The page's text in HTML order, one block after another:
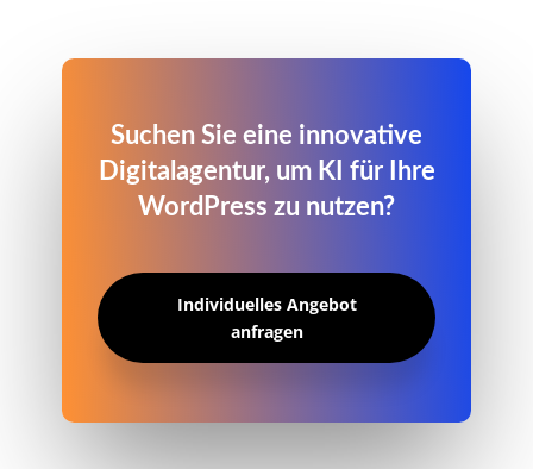
Suchen Sie eine innovative
Digitalagentur, um KI für Ihre
WordPress zu nutzen?
Individuelles Angebot
anfragen